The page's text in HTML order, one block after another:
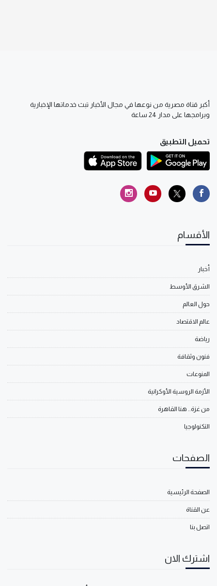
أكبر قناة مصرية من نوعها في مجال الأخبار تبث خدماتها الإخبارية
وبرامجها على مدار 24 ساعة
تحميل التطبيق
الأقسام
أخبار
الشرق الأوسط
حول العالم
عالم الاقتصاد
رياضة
فنون وثقافة
المنوعات
الأزمة الروسية الأوكرانية
من غزة.. هنا القاهرة
التكنولوجيا
الصفحات
الصفحة الرئيسية
عن القناة
اتصل بنا
اشترك الان